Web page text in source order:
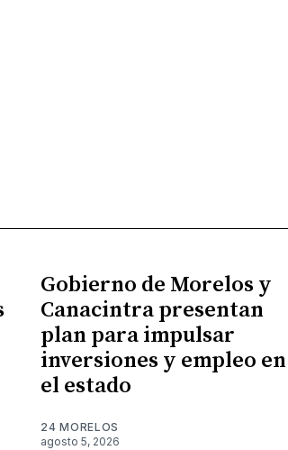
Gobierno de Morelos y
Canacintra presentan
plan para impulsar
inversiones y empleo en
el estado
24 MORELOS
agosto 5, 2026